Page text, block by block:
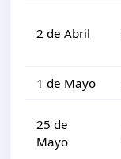
2 de Abril
1 de Mayo
25 de
Mayo